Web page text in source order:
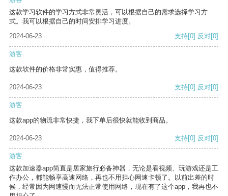
这款学习软件的学习方式非常灵活，可以根据自己的需求选择学习方
式。我可以根据自己的时间安排学习进度。
2024-06-23
支持[0] 反对[0]
游客
这款软件的价格非常实惠，值得推荐。
2024-06-23 支持[0] 反对[0]
游客
这款app的物流非常快捷，我下单后很快就能收到商品。
2024-06-23 支持[0] 反对[0]
游客
这款加速器app简直是居家旅行必备神器，无论是看视频、玩游戏还是工
作办公，都能畅享高速网络，再也不用担心网速卡顿了。以前出差的时
候，经常因为网速慢而无法正常使用网络，现在有了这个app，我再也不